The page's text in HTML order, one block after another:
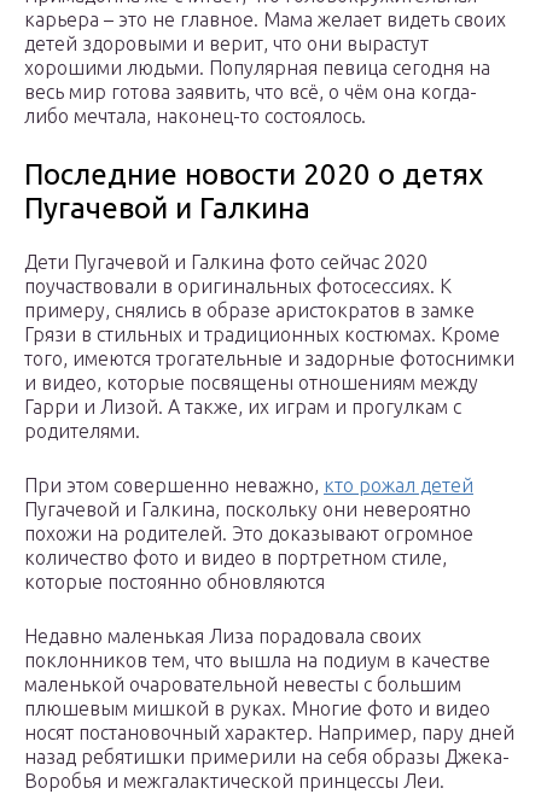
карьера – это не главное. Мама желает видеть своих
детей здоровыми и верит, что они вырастут
хорошими людьми. Популярная певица сегодня на
весь мир готова заявить, что всё, о чём она когда-
либо мечтала, наконец-то состоялось.
Последние новости 2020 о детях
Пугачевой и Галкина
Дети Пугачевой и Галкина фото сейчас 2020
поучаствовали в оригинальных фотосессиях. К
примеру, снялись в образе аристократов в замке
Грязи в стильных и традиционных костюмах. Кроме
того, имеются трогательные и задорные фотоснимки
и видео, которые посвящены отношениям между
Гарри и Лизой. А также, их играм и прогулкам с
родителями.
При этом совершенно неважно, кто рожал детей
Пугачевой и Галкина, поскольку они невероятно
похожи на родителей. Это доказывают огромное
количество фото и видео в портретном стиле,
которые постоянно обновляются
Недавно маленькая Лиза порадовала своих
поклонников тем, что вышла на подиум в качестве
маленькой очаровательной невесты с большим
плюшевым мишкой в руках. Многие фото и видео
носят постановочный характер. Например, пару дней
назад ребятишки примерили на себя образы Джека-
Воробья и межгалактической принцессы Леи.